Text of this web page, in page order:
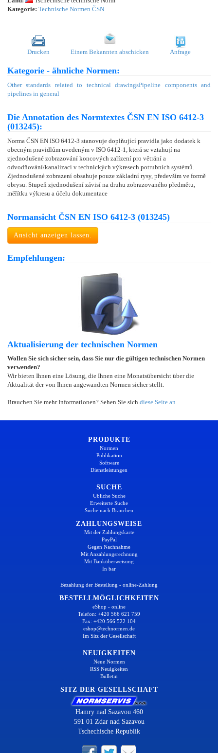
Kategorie: Technische Normen ČSN
Drucken Einem Bekannten abschicken Anfrage
Kategorie - ähnliche Normen:
Other standards related to technical drawingsPipeline components and
pipelines in general
Die Annotation des Normtextes ČSN EN ISO 6412-3
(013245):
Norma ČSN EN ISO 6412-3 stanovuje doplňující pravidla jako dodatek k
obecným pravidlům uvedeným v ISO 6412-1, která se vztahují na
zjednodušené zobrazování koncových zařízení pro větrání a
odvodňování/kanalizaci v technických výkresech potrubních systémů.
Zjednodušené zobrazení obsahuje pouze základní rysy, především ve formě
obrysu. Stupeň zjednodušení závisí na druhu zobrazovaného předmětu,
měřítku výkresu a účelu dokumentace
Normansicht ČSN EN ISO 6412-3 (013245)
Ansicht anzeigen lassen.
Empfehlungen:
Aktualisierung der technischen Normen
Wollen Sie sich sicher sein, dass Sie nur die gültigen technischen Normen
verwenden?
Wir bieten Ihnen eine Lösung, die Ihnen eine Monatsübersicht über die
Aktualität der von Ihnen angewandten Normen sicher stellt.
Brauchen Sie mehr Informationen? Sehen Sie sich diese Seite an
PRODUKTE
Normen
Publikation
Software
Dienstleistungen
SUCHE
Übliche Suche
Erweiterte Suche
Suche nach Branchen
ZAHLUNGSWEISE
Mit der Zahlungskarte
PayPal
Gegen Nachnahme
Mit Anzahlungsrechnung
Mit Banküberweisung
In bar
Bezahlung der Bestellung - online-Zahlung
BESTELLMÖGLICHKEITEN
eShop - online
Telefon: +420 566 621 759
Fax: +420 566 522 104
eshop@technormen.de
Im Sitz der Gesellschaft
NEUIGKEITEN
Neue Normen
RSS Neuigkeiten
Bulletin
SITZ DER GESELLSCHAFT
Hamry nad Sazavou 460
591 01 Zdar nad Sazavou
Tschechische Republik